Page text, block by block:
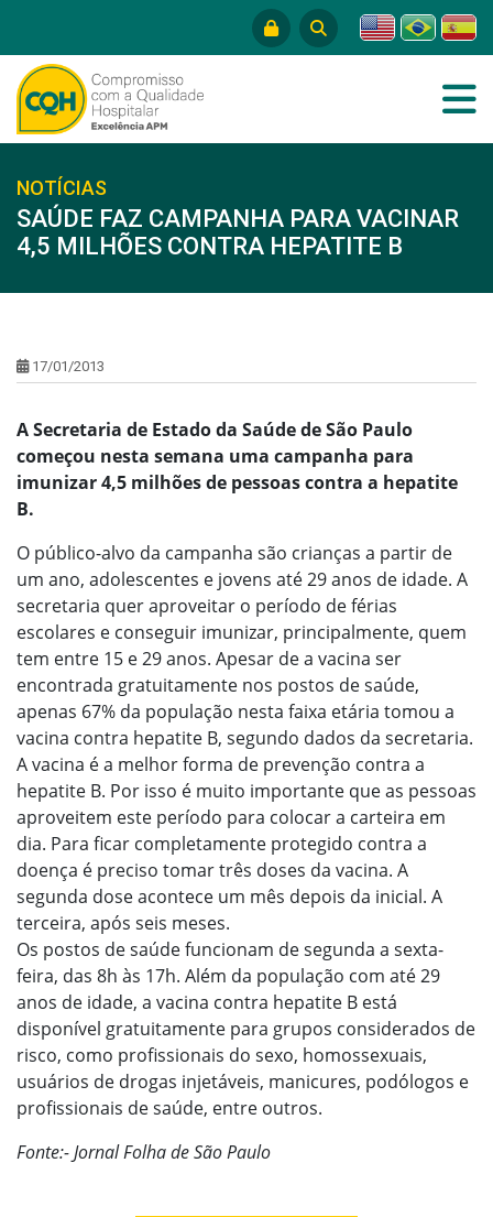
NOTÍCIAS
SAÚDE FAZ CAMPANHA PARA VACINAR
4,5 MILHÕES CONTRA HEPATITE B
17/01/2013
A Secretaria de Estado da Saúde de São Paulo
começou nesta semana uma campanha para
imunizar 4,5 milhões de pessoas contra a hepatite
B.
O público-alvo da campanha são crianças a partir de
um ano, adolescentes e jovens até 29 anos de idade. A
secretaria quer aproveitar o período de férias
escolares e conseguir imunizar, principalmente, quem
tem entre 15 e 29 anos. Apesar de a vacina ser
encontrada gratuitamente nos postos de saúde,
apenas 67% da população nesta faixa etária tomou a
vacina contra hepatite B, segundo dados da secretaria.
A vacina é a melhor forma de prevenção contra a
hepatite B. Por isso é muito importante que as pessoas
aproveitem este período para colocar a carteira em
dia. Para ficar completamente protegido contra a
doença é preciso tomar três doses da vacina. A
segunda dose acontece um mês depois da inicial. A
terceira, após seis meses.
Os postos de saúde funcionam de segunda a sexta-
feira, das 8h às 17h. Além da população com até 29
anos de idade, a vacina contra hepatite B está
disponível gratuitamente para grupos considerados de
risco, como profissionais do sexo, homossexuais,
usuários de drogas injetáveis, manicures, podólogos e
profissionais de saúde, entre outros.
Fonte:- Jornal Folha de São Paulo